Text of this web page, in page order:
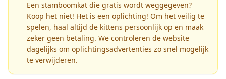
Een stamboomkat die gratis wordt weggegeven?
Koop het niet! Het is een oplichting! Om het veilig te
spelen, haal altijd de kittens persoonlijk op en maak
zeker geen betaling. We controleren de website
dagelijks om oplichtingsadvertenties zo snel mogelijk
te verwijderen.